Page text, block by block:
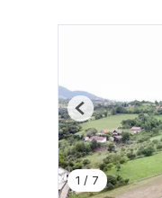
1 / 7
Previous